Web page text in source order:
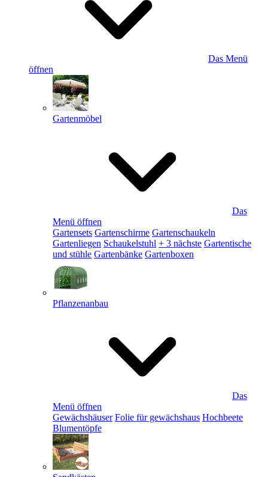
Das Menü
öffnen
Gartenmöbel
Das
Menü öffnen
Gartensets Gartenschirme Gartenschaukeln
Gartenliegen Schaukelstuhl + 3 nächste Gartentische
und stühle Gartenbänke Gartenboxen
Pflanzenanbau
Das
Menü öffnen
Gewächshäuser Folie für gewächshaus Hochbeete
Blumentöpfe